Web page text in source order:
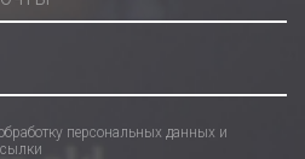
персональных данных и